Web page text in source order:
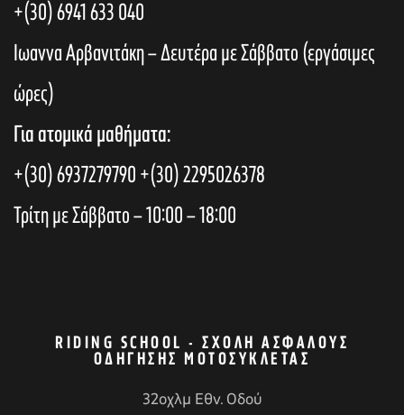
+(30) 6941 633 040
Ιωαννα Αρβανιτάκη – Δευτέρα με Σάββατο (εργάσιμες
ώρες)
Για ατομικά μαθήματα:
+(30) 6937279790+(30) 2295026378
Τρίτη με Σάββατο – 10:00 – 18:00
RIDING SCHOOL - ΣΧΟΛΉ ΑΣΦΑΛΟΎΣ
ΟΔΉΓΗΣΗΣ ΜΟΤΟΣΥΚΛΈΤΑΣ
32οχλμ Εθν. Οδού